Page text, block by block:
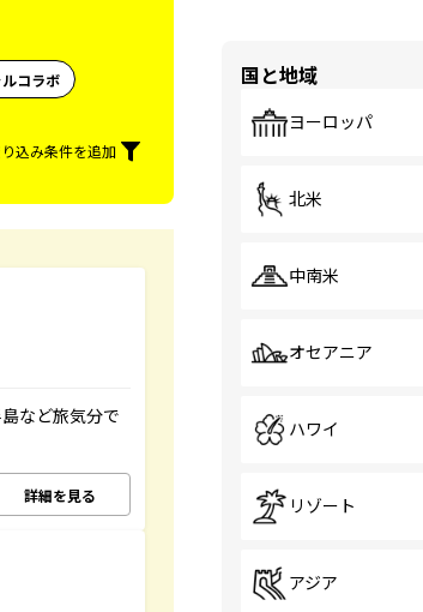
コラボ
込み条件を追加
など旅気分で
詳細を見る
国と地域
ヨーロッパ
北米
中南米
オセアニア
ハワイ
リゾート
アジア